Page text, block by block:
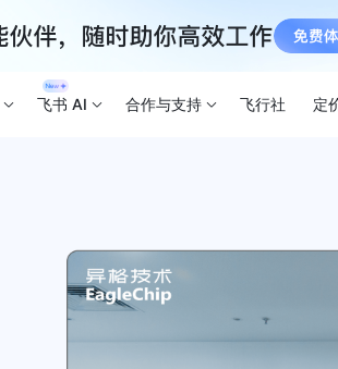
飞书 AI 合作与支持 飞行社 定